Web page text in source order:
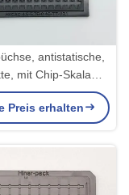
antistatische,
mit Chip-Skala
Trays
Preis erhalten